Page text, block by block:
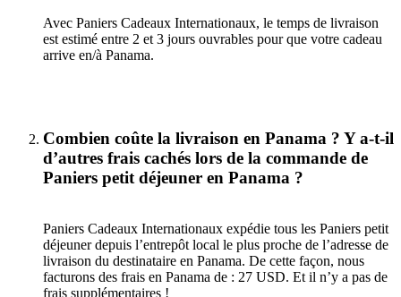
Avec Paniers Cadeaux Internationaux, le temps de livraison
est estimé entre 2 et 3 jours ouvrables pour que votre cadeau
arrive en/à Panama.
Combien coûte la livraison en Panama ? Y a-t-il
d’autres frais cachés lors de la commande de
Paniers petit déjeuner en Panama ?
Paniers Cadeaux Internationaux expédie tous les Paniers petit
déjeuner depuis l’entrepôt local le plus proche de l’adresse de
livraison du destinataire en Panama. De cette façon, nous
facturons des frais en Panama de : 27 USD. Et il n’y a pas de
frais supplémentaires !